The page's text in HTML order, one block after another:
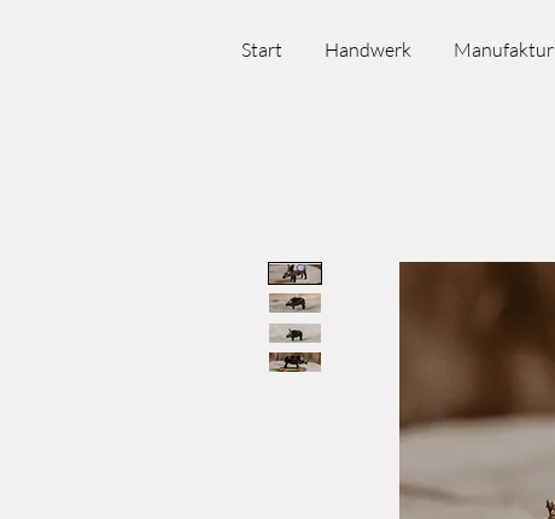
Start Handwerk Manufaktur